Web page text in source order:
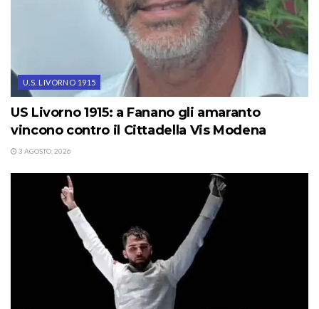
U.S. LIVORNO 1915
US Livorno 1915: a Fanano gli amaranto
vincono contro il Cittadella Vis Modena
3 AGOSTO, 2026